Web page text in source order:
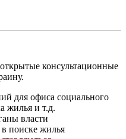
консультационные
для офиса социального
жилья и т.д.
власти
поиске жилья